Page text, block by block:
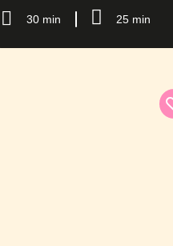
30 min 25 min